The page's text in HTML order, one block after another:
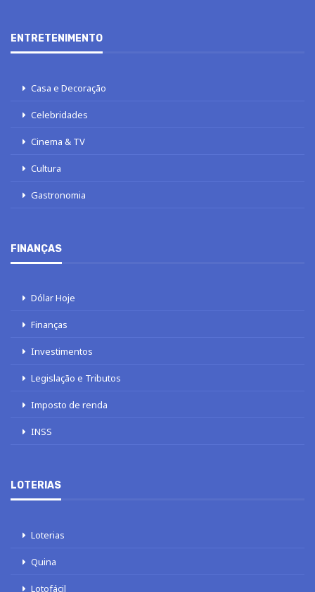
ENTRETENIMENTO
Casa e Decoração
Celebridades
Cinema & TV
Cultura
Gastronomia
FINANÇAS
Dólar Hoje
Finanças
Investimentos
Legislação e Tributos
Imposto de renda
INSS
LOTERIAS
Loterias
Quina
Lotofácil